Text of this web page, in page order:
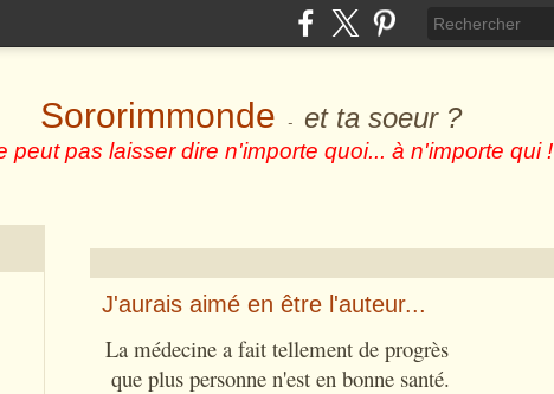
Sororimmonde - et ta soeur ?
peut pas laisser dire n'importe quoi... à n'importe qui !
J'aurais aimé en être l'auteur...
La médecine a fait tellement de progrès
que plus personne n'est en bonne santé.